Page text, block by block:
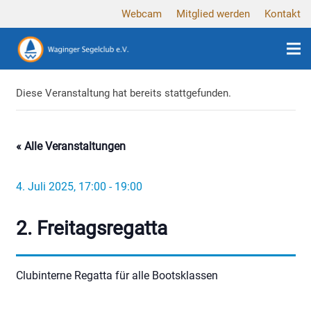
Webcam Mitglied werden Kontakt
« Alle Veranstaltungen
Diese Veranstaltung hat bereits stattgefunden.
2. Freitagsregatta
4. Juli 2025, 17:00 - 19:00
Clubinterne Regatta für alle Bootsklassen